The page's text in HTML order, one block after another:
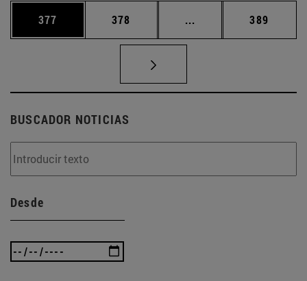
Página
377 Página
378 ... Páginas intermedias
Página
389
BUSCADOR NOTICIAS
Desde